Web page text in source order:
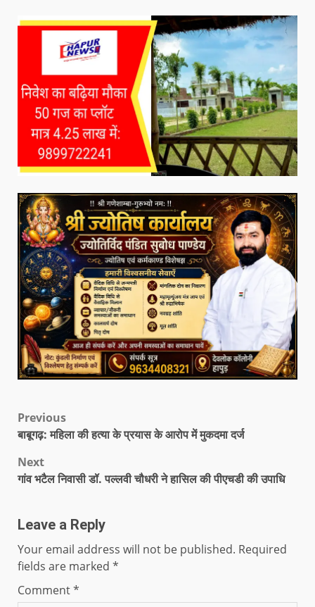
Previous
बाबूगढ़: महिला की हत्या के प्रयास के आरोप में मुकदमा दर्ज
Next
गांव भटैल निवासी डॉ. पल्लवी चौधरी ने हासिल की पीएचडी की उपाधि
Leave a Reply
Your email address will not be published. Required
fields are marked *
Comment*